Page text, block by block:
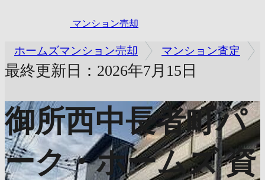
マンション売却
ホームズマンション売却 マンション査定
最終更新日：2026年7月15日
御所西中長者町パ
ーク・ホームズ 資